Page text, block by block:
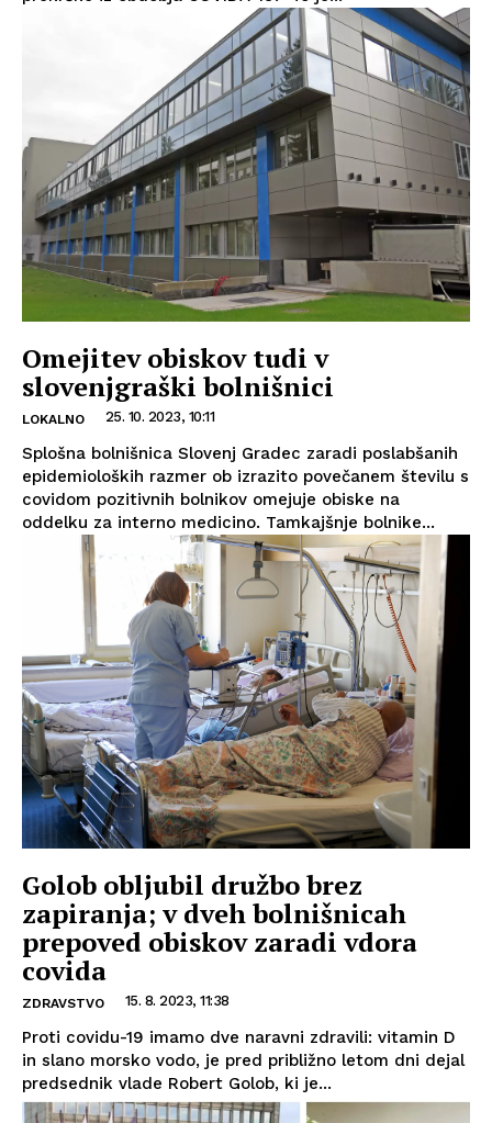
Omejitev obiskov tudi v
slovenjgraški bolnišnici
LOKALNO 25. 10. 2023, 10:11
Splošna bolnišnica Slovenj Gradec zaradi poslabšanih
epidemioloških razmer ob izrazito povečanem številu s
covidom pozitivnih bolnikov omejuje obiske na
oddelku za interno medicino. Tamkajšnje bolnike...
Golob obljubil družbo brez
zapiranja; v dveh bolnišnicah
prepoved obiskov zaradi vdora
covida
ZDRAVSTVO 15. 8. 2023, 11:38
Proti covidu-19 imamo dve naravni zdravili: vitamin D
in slano morsko vodo, je pred približno letom dni dejal
predsednik vlade Robert Golob, ki je...